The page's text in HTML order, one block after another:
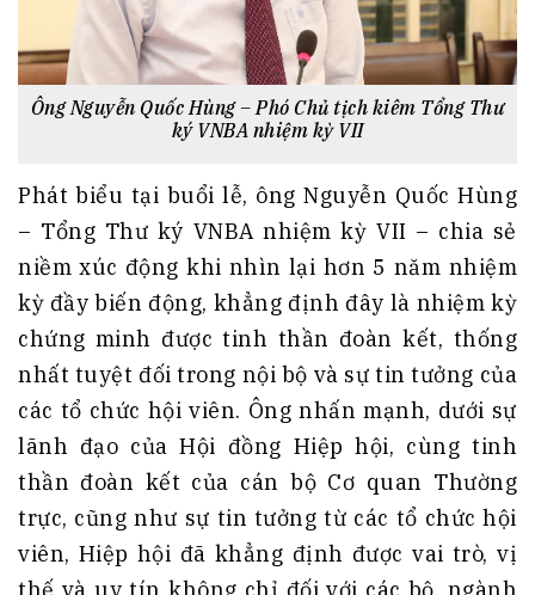
Ông Nguyễn Quốc Hùng – Phó Chủ tịch kiêm Tổng Thư
ký VNBA nhiệm kỳ VII
Phát biểu tại buổi lễ, ông Nguyễn Quốc Hùng
– Tổng Thư ký VNBA nhiệm kỳ VII – chia sẻ
niềm xúc động khi nhìn lại hơn 5 năm nhiệm
kỳ đầy biến động, khẳng định đây là nhiệm kỳ
chứng minh được tinh thần đoàn kết, thống
nhất tuyệt đối trong nội bộ và sự tin tưởng của
các tổ chức hội viên. Ông nhấn mạnh, dưới sự
lãnh đạo của Hội đồng Hiệp hội, cùng tinh
thần đoàn kết của cán bộ Cơ quan Thường
trực, cũng như sự tin tưởng từ các tổ chức hội
viên, Hiệp hội đã khẳng định được vai trò, vị